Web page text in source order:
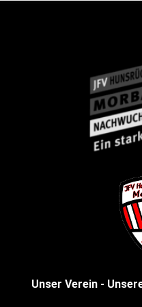
Unser Verein -